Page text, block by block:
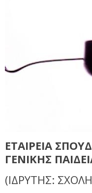
ΕΤΑΙΡΕΙΑ
ΓΕΝΙΚΗΣ
(ΙΔΡΥΤΗΣ: